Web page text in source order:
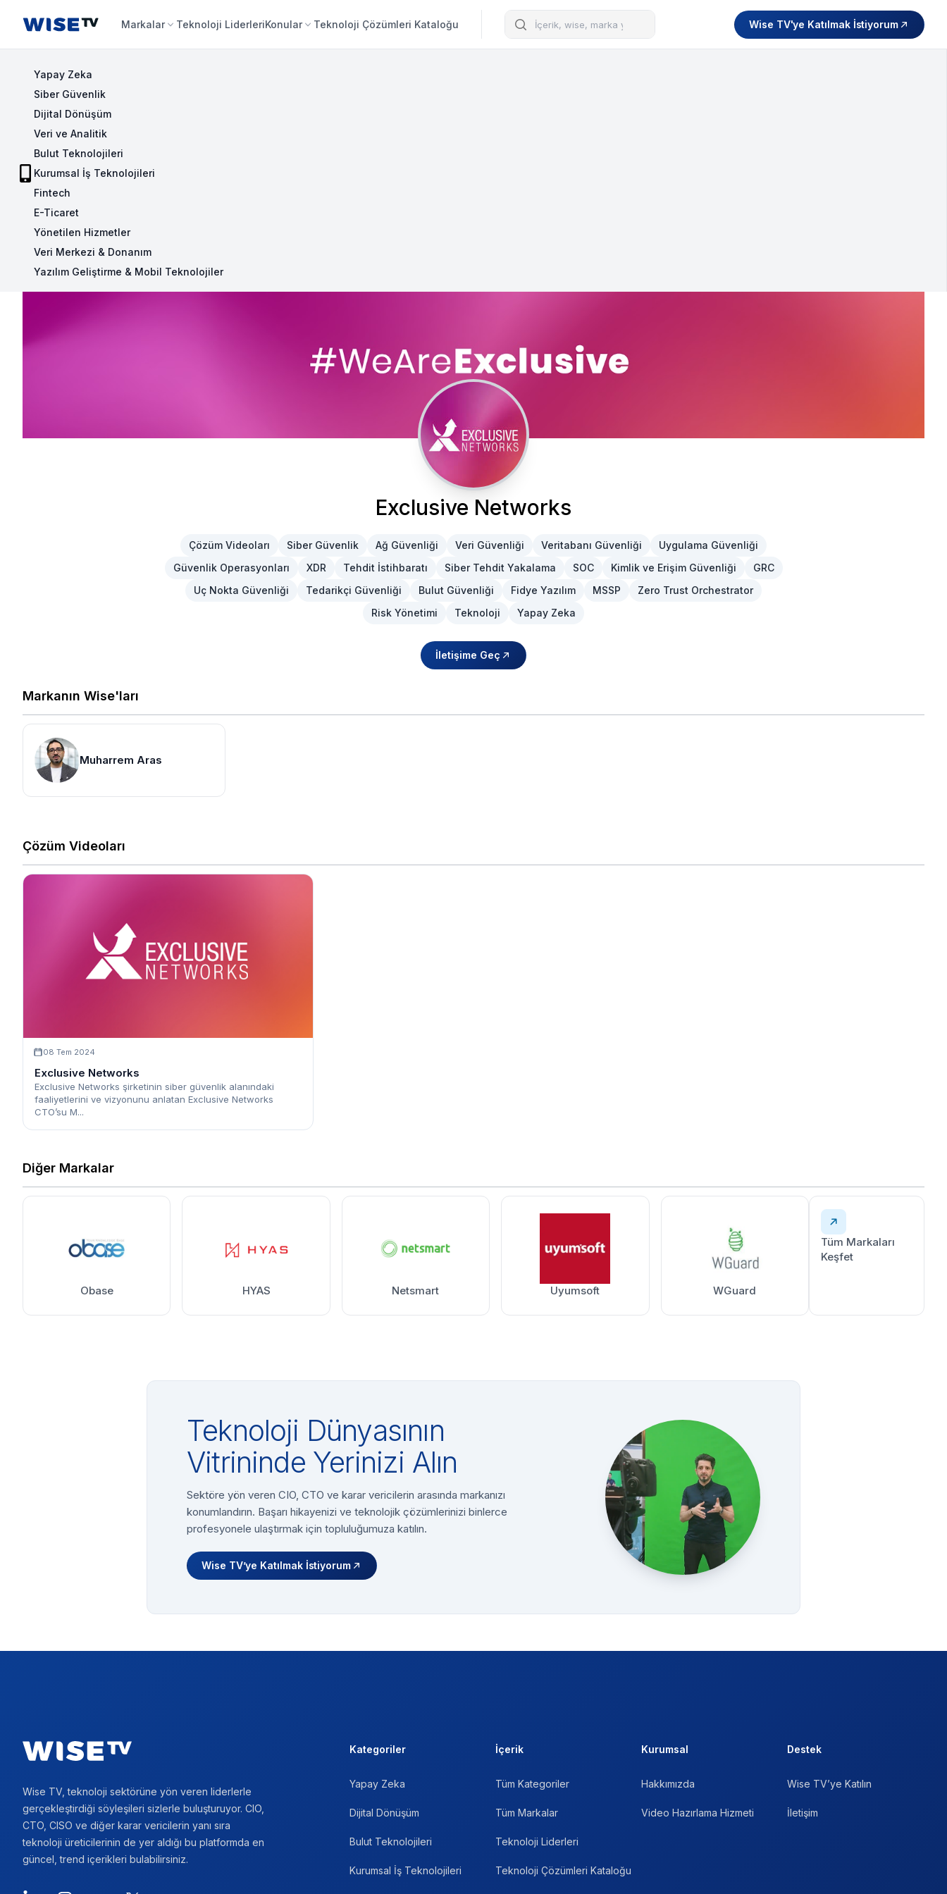
Wise TV Markalar Teknoloji LiderleriKonular Teknoloji Çözümleri Kataloğu Arama Wise TV'ye Katılmak İstiyorum
Yapay Zeka
Siber Güvenlik
Dijital Dönüşüm
Veri ve Analitik
Bulut Teknolojileri
Kurumsal İş Teknolojileri
Fintech
E-Ticaret
Yönetilen Hizmetler
Veri Merkezi & Donanım
Yazılım Geliştirme & Mobil Teknolojiler
Exclusive Networks
Çözüm Videoları Siber Güvenlik Ağ Güvenliği Veri Güvenliği Veritabanı Güvenliği
Uygulama Güvenliği
Güvenlik Operasyonları
XDR Tehdit İstihbaratı Siber Tehdit Yakalama SOC Kimlik ve Erişim Güvenliği
GRC
Uç Nokta Güvenliği
Tedarikçi Güvenliği Bulut Güvenliği Fidye Yazılım MSSP
Zero Trust Orchestrator
Risk Yönetimi
Teknoloji Yapay Zeka
İletişime Geç
Markanın Wise'ları
Muharrem Aras
Çözüm Videoları
08 Tem 2024
Exclusive Networks
Exclusive Networks şirketinin siber güvenlik alanındaki
faaliyetlerini ve vizyonunu anlatan Exclusive Networks
CTO’su M...
Diğer Markalar
Obase HYAS Netsmart Uyumsoft WGuard
Tüm Markaları
Keşfet
Teknoloji Dünyasının
Vitrininde Yerinizi Alın
Sektöre yön veren CIO, CTO ve karar vericilerin arasında markanızı
konumlandırın. Başarı hikayenizi ve teknolojik çözümlerinizi binlerce
profesyonele ulaştırmak için topluluğumuza katılın.
Wise TV’ye Katılmak İstiyorum
Wise TV, teknoloji sektörüne yön veren liderlerle
gerçekleştirdiği söyleşileri sizlerle buluşturuyor. CIO,
CTO, CISO ve diğer karar vericilerin yanı sıra
teknoloji üreticilerinin de yer aldığı bu platformda en
güncel, trend içerikleri bulabilirsiniz.
Kategoriler
Yapay Zeka
Dijital Dönüşüm
Bulut Teknolojileri
Kurumsal İş Teknolojileri
İçerik
Tüm Kategoriler
Tüm Markalar
Teknoloji Liderleri
Teknoloji Çözümleri Kataloğu
Kurumsal
Hakkımızda
Video Hazırlama Hizmeti
Destek
Wise TV’ye Katılın
İletişim